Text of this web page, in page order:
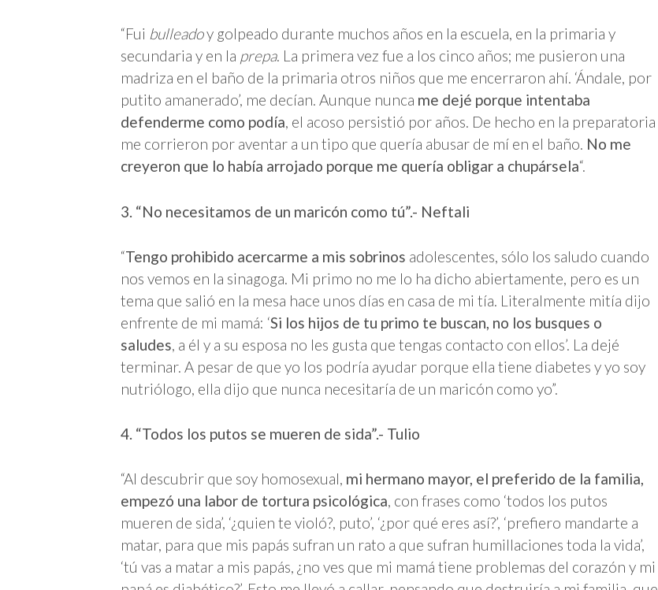
“Fui bulleadoy golpeado durante muchos años en la escuela, en la primaria y
secundaria y en la prepa. La primera vez fue a los cinco años; me pusieron una
madriza en el baño de la primaria otros niños que me encerraron ahí. ‘Ándale, por
putito amanerado’, me decían. Aunque nunca me dejé porque intentaba
defenderme como podía, el acoso persistió por años. De hecho en la preparatoria
me corrieron por aventar a un tipo que quería abusar de mí en el baño. No me
creyeron que lo había arrojado porque me quería obligar a chupársela“.
3. “No necesitamos de un maricón como tú”.- Neftali
“Tengo prohibido acercarme a mis sobrinos adolescentes, sólo los saludo cuando
nos vemos en la sinagoga. Mi primo no me lo ha dicho abiertamente, pero es un
tema que salió en la mesa hace unos días en casa de mi tía. Literalmente mitía dijo
enfrente de mi mamá: ‘Si los hijos de tu primo te buscan, no los busques o
saludes, a él y a su esposa no les gusta que tengas contacto con ellos’. La dejé
terminar. A pesar de que yo los podría ayudar porque ella tiene diabetes y yo soy
nutriólogo, ella dijo que nunca necesitaría de un maricón como yo”.
4. “Todos los putos se mueren de sida”.- Tulio
“Al descubrir que soy homosexual, mi hermano mayor, el preferido de la familia,
empezó una labor de tortura psicológica, con frases como ‘todos los putos
mueren de sida’, ‘¿quien te violó?, puto’, ‘¿por qué eres así?’, ‘prefiero mandarte a
matar, para que mis papás sufran un rato a que sufran humillaciones toda la vida’,
‘tú vas a matar a mis papás, ¿no ves que mi mamá tiene problemas del corazón y mi